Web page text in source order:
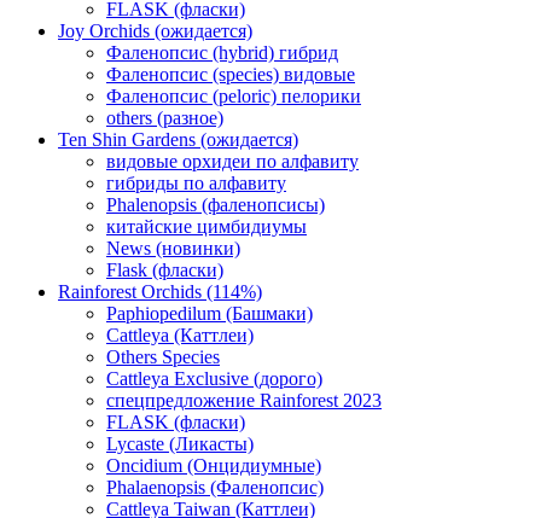
FLASK (фласки)
Joy Orchids (ожидается)
Фаленопсис (hybrid) гибрид
Фаленопсис (species) видовые
Фаленопсис (peloric) пелорики
others (разное)
Ten Shin Gardens (ожидается)
видовые орхидеи по алфавиту
гибриды по алфавиту
Phalenopsis (фаленопсисы)
китайские цимбидиумы
News (новинки)
Flask (фласки)
Rainforest Orchids (114%)
Paphiopedilum (Башмаки)
Cattleya (Каттлеи)
Others Species
Cattleya Exclusive (дорого)
спецпредложение Rainforest 2023
FLASK (фласки)
Lycaste (Ликасты)
Oncidium (Онцидиумные)
Phalaenopsis (Фаленопсис)
Cattleya Taiwan (Каттлеи)